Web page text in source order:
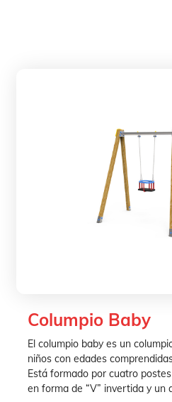
Columpio Baby
El columpio baby es un
niños con edades
Está formado por cuatro
en forma de “V” invertida y un